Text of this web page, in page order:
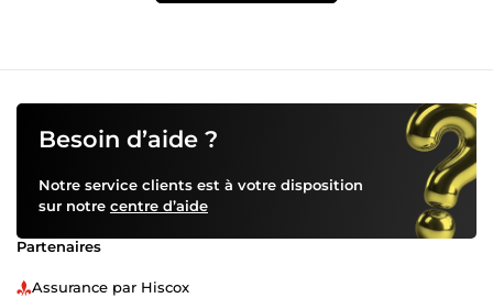
Besoin d’aide ?
Notre service clients est à votre disposition
sur notre centre d’aide
Partenaires
Assurance par Hiscox